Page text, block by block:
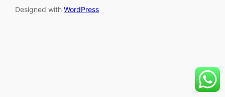
Designed withWordPress